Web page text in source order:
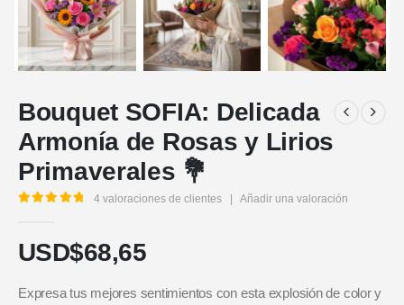
Bouquet SOFIA: Delicada
Armonía de Rosas y Lirios
Primaverales 💐
4 valoraciones de clientes Añadir una valoración
USD$68,65
Expresa tus mejores sentimientos con esta explosión de color y